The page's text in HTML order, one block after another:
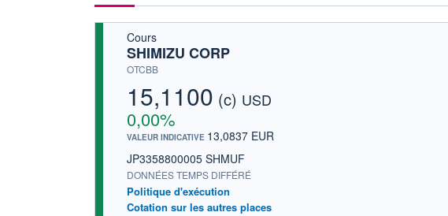
Cours
SHIMIZU CORP
OTCBB
15,1100 (c) USD
0,00%
VALEUR INDICATIVE 13,0837 EUR
JP3358800005 SHMUF
DONNÉES TEMPS DIFFÉRÉ
Politique d'exécution
Cotation sur les autres places